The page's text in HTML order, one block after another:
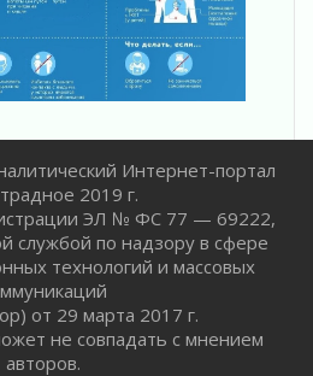
в регионе прошёл
Интернет-портал
2019 г.
ЭЛ № ФС 77 — 69222,
службой по надзору в сфере
технологий и массовых
от 29 марта 2017 г.
не совпадать с мнением
авторов.